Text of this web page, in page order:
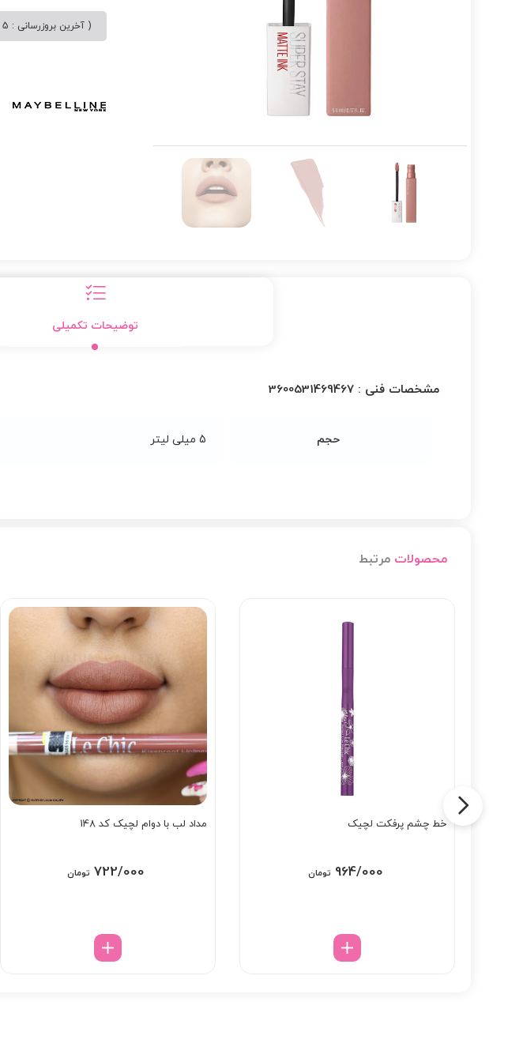
( آخرین بروزرسانی : 5 مرداد, 1405 )
توضیحات تکمیلی
مشخصات فنی : 3600531469467
حجم 5 میلی لیتر
محصولات مرتبط
خط چشم پرفکت لچیک
964/000 تومان
مداد لب با دوام لچیک کد 148
722/000 تومان